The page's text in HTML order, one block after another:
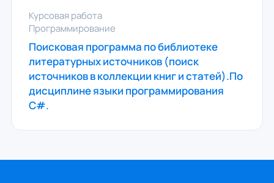
Курсовая работа
Программирование
Поисковая программа по библиотеке
литературных источников (поиск
источников в коллекции книг и статей).По
дисциплине языки программирования
С#.